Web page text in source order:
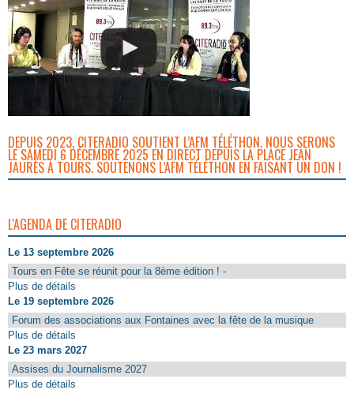
DEPUIS 2023, CITERADIO SOUTIENT L’AFM TÉLÉTHON. NOUS SERONS
LE SAMEDI 6 DÉCEMBRE 2025 EN DIRECT DEPUIS LA PLACE JEAN
JAURÈS À TOURS. SOUTENONS L’AFM TÉLÉTHON EN FAISANT UN DON !
L'AGENDA DE CITERADIO
Le 13 septembre 2026
Tours en Fête se réunit pour la 8ème édition ! -
Plus de détails
Le 19 septembre 2026
Forum des associations aux Fontaines avec la fête de la musique
Plus de détails
Le 23 mars 2027
Assises du Journalisme 2027
Plus de détails